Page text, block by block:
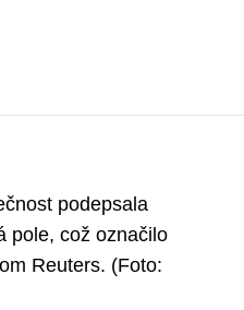
podepsala
pole, což označilo
Reuters. (Foto: